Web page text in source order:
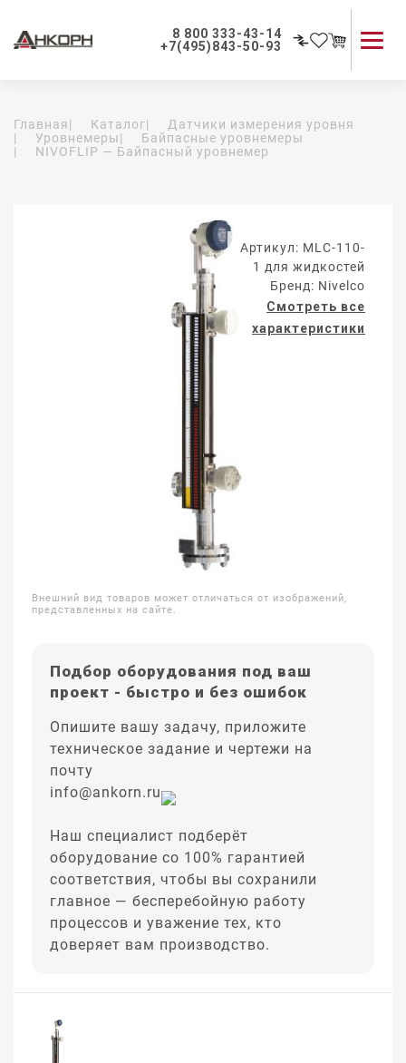
8 800 333-43-14
+7(495)843-50-93
Применение приборов
Главная| Каталог|
Датчики измерения уровня
|
Уровнемеры|
Байпасные уровнемеры
|
NIVOFLIP — Байпасный уровнемер
Артикул: MLC-110-
1 для жидкостей
Бренд: Nivelco
Смотреть все
характеристики
Внешний вид товаров может отличаться от изображений,
представленных на сайте.
Подбор оборудования под ваш
проект - быстро и без ошибок
Опишите вашу задачу, приложите
техническое задание и чертежи на
почту
info@ankorn.ru
Наш специалист подберёт
оборудование со 100% гарантией
соответствия, чтобы вы сохранили
главное — бесперебойную работу
процессов и уважение тех, кто
доверяет вам производство.